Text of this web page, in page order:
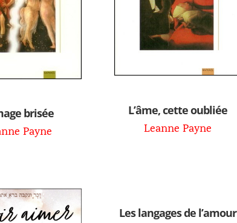
brisée
Payne
L’âme, cette oubliée
Leanne Payne
Les langages de l’amour